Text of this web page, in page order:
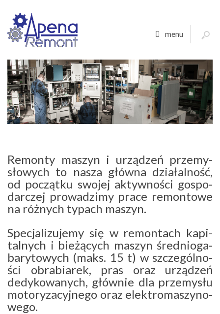
menu
Remonty maszyn i urzą­dzeń prze­my­
sło­wych to nasza główna dzia­łal­ność,
od początku swojej aktyw­no­ści gospo­
dar­czej prowa­dzimy prace remon­towe
na różnych typach maszyn.
Specja­li­zu­jemy się w remon­tach kapi­
tal­nych i bieżą­cych maszyn śred­nio­ga­
ba­ry­to­wych (maks. 15 t) w szcze­gól­no­
ści obra­bia­rek, pras oraz urzą­dzeń
dedy­ko­wa­nych, głów­nie dla prze­my­słu
moto­ry­za­cyj­nego oraz elek­tro­ma­szy­no­
wego.